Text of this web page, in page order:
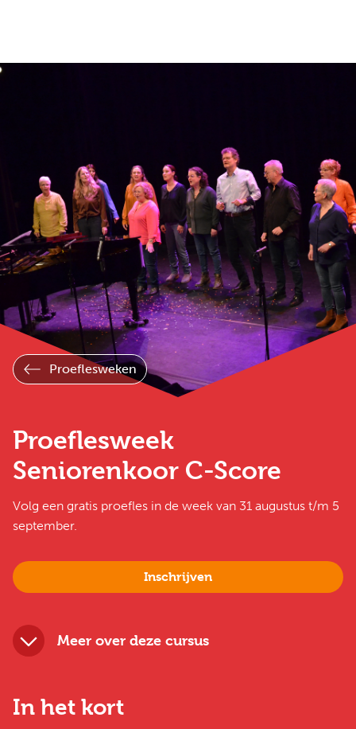
Proeflesweken
Proeflesweek
Seniorenkoor C-Score
Volg een gratis proefles in de week van 31 augustus t/m 5
september.
Inschrijven
Meer over deze cursus
In het kort